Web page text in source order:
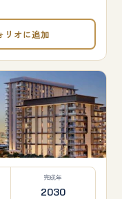
リオに追加
完成年
2030